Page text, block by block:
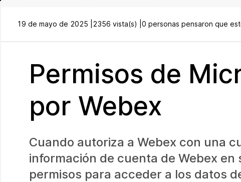
19 de mayo de 2025 | 2356 vista(s) | 0 personas pensaron que
Permisos de
por Webex
Cuando autoriza a Webex con una
información de cuenta de Webex
permisos para acceder a los datos